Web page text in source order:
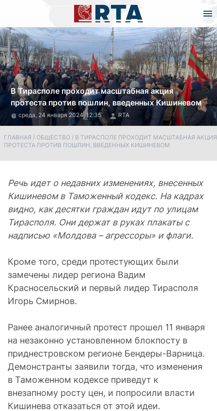
В Тирасполе проходит масштабная акция
протеста против пошлин, введенных Кишиневом
среда, 24 января 2024, 12:35 RTA
ГЛАВНАЯ / ОБЩЕСТВО / В ТИРАСПОЛЕ ПРОХОДИТ МАСШТАБНАЯ АКЦИЯ
ПРОТЕСТА ПРОТИВ ПОШЛИН, ВВЕДЕННЫХ КИШИНЕВОМ
Речь идет о недавних изменениях, внесенных
Кишиневом в Таможенный кодекс. На кадрах
видно, как десятки граждан идут по улицам
Тирасполя. Они держат в руках плакаты с
надписью «Молдова – агрессоры» и флаги.
Кроме того, среди протестующих были
замечены лидер региона Вадим
Красносельский и первый лидер Тирасполя
Игорь Смирнов.
Ранее аналогичный протест прошел 11 января
на незаконно установленном блокпосту в
приднестровском регионе Бендеры-Варница.
Демонстранты заявили тогда, что изменения
в Таможенном кодексе приведут к
внезапному росту цен, и попросили власти
Кишинева отказаться от этой идеи.